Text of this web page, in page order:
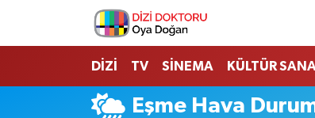
DİZİ TV SİNEMA KÜLTÜR
Eşme Hava
İstanbul Nöbetçi Eczaneler
İstanbul Hava Durumu